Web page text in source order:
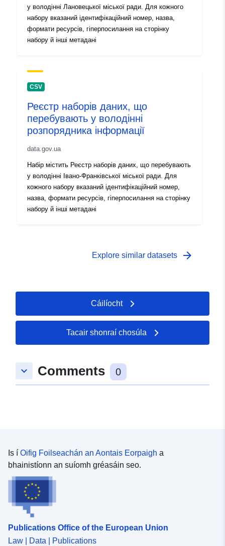
у володінні Лановецької міської ради. Для кожного
набору вказаний ідентифікаційний номер, назва,
формати ресурсів, гіперпосилання на сторінку
набору й інші метадані
CSV
Реєстр наборів даних, що
перебувають у володінні
розпорядника інформації
data.gov.ua
Набір містить Реєстр наборів даних, що перебувають
у володінні Івано-Франківської міської ради. Для
кожного набору вказаний ідентифікаційний номер,
назва, формати ресурсів, гіперпосилання на сторінку
набору й інші метадані
Explore similar datasets arrow_forward
Cáilíocht
Tacair shonraí chosúla
keyboard_arrow_down Comments 0
Is í Oifig Foilseachán an Aontais Eorpaigh a
bhainistíonn an suíomh gréasáin seo.
Publications Office of the European Union
Law | Data | Publications